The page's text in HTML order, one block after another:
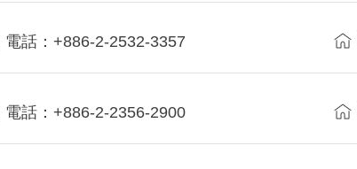
電話：+886-2-2532-3357
電話：+886-2-2356-2900